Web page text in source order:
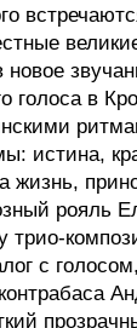
голоса в
истина,
жизнь,
рояль
с